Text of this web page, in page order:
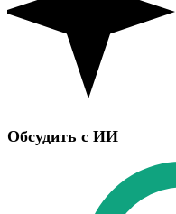
Обсудить с ИИ